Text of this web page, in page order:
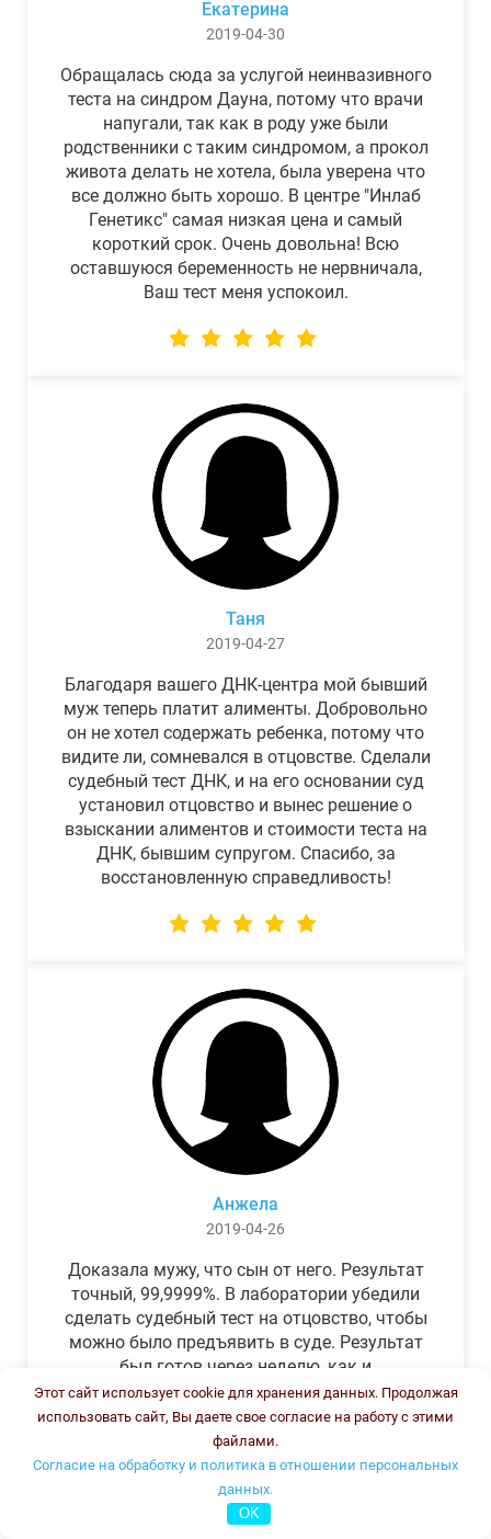
Екатерина
2019-04-30
Обращалась сюда за услугой неинвазивного
теста на синдром Дауна, потому что врачи
напугали, так как в роду уже были
родственники с таким синдромом, а прокол
живота делать не хотела, была уверена что
все должно быть хорошо. В центре "Инлаб
Генетикс" самая низкая цена и самый
короткий срок. Очень довольна! Всю
оставшуюся беременность не нервничала,
Ваш тест меня успокоил.
Таня
2019-04-27
Благодаря вашего ДНК-центра мой бывший
муж теперь платит алименты. Добровольно
он не хотел содержать ребенка, потому что
видите ли, сомневался в отцовстве. Сделали
судебный тест ДНК, и на его основании суд
установил отцовство и вынес решение о
взыскании алиментов и стоимости теста на
ДНК, бывшим супругом. Спасибо, за
восстановленную справедливость!
Анжела
2019-04-26
Доказала мужу, что сын от него. Результат
точный, 99,9999%. В лаборатории убедили
сделать судебный тест на отцовство, чтобы
можно было предъявить в суде. Результат
был готов через неделю, как и
обещали.Теперь муж бегает и извиняется.
Этот сайт использует cookie для хранения данных. Продолжая
использовать сайт, Вы даете свое согласие на работу с этими
файлами.
Согласие на обработку и политика в отношении персональных
данных.
OK